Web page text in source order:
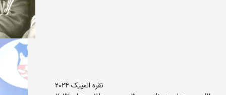
نقره المپیک 2024